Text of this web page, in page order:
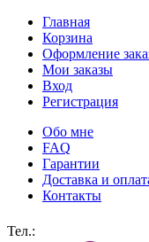
Главная
Корзина
Оформление
Мои заказы
Вход
Регистрация
Обо мне
FAQ
Гарантии
Доставка и
Контакты
Тел.: